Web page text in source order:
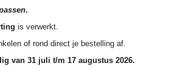
.
is verwerkt.
of rond direct je bestelling af.
van 31 juli t/m 17 augustus 2026.